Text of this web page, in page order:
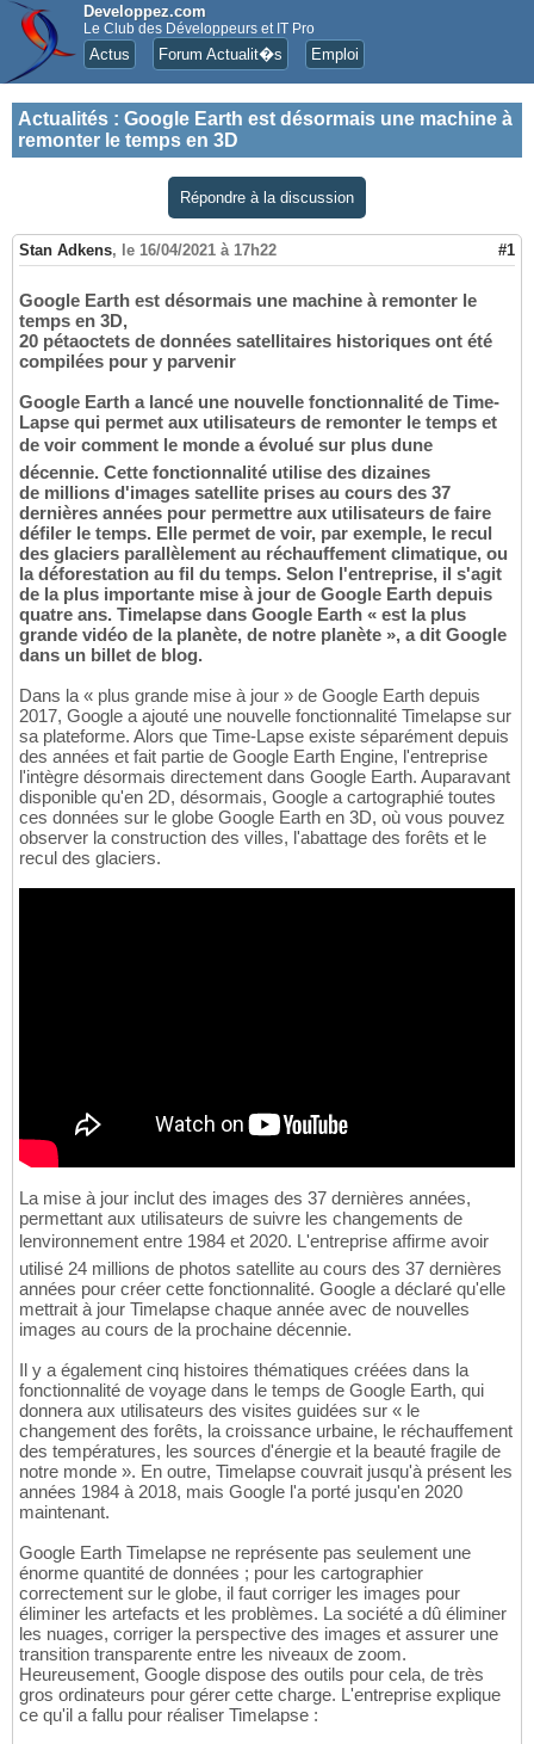
Developpez.com
Le Club des Développeurs et IT Pro
Actus Forum Actualit�s Emploi
Actualités : Google Earth est désormais une machine à
remonter le temps en 3D
Répondre à la discussion
Stan Adkens, le 16/04/2021 à 17h22 #1
Google Earth est désormais une machine à remonter le
temps en 3D,
20 pétaoctets de données satellitaires historiques ont été
compilées pour y parvenir
Google Earth a lancé une nouvelle fonctionnalité de Time-
Lapse qui permet aux utilisateurs de remonter le temps et
de voir comment le monde a évolué sur plus dune
décennie. Cette fonctionnalité utilise des dizaines
de millions d'images satellite prises au cours des 37
dernières années pour permettre aux utilisateurs de faire
défiler le temps. Elle permet de voir, par exemple, le recul
des glaciers parallèlement au réchauffement climatique, ou
la déforestation au fil du temps. Selon l'entreprise, il s'agit
de la plus importante mise à jour de Google Earth depuis
quatre ans. Timelapse dans Google Earth « est la plus
grande vidéo de la planète, de notre planète », a dit Google
dans un billet de blog.
Dans la « plus grande mise à jour » de Google Earth depuis
2017, Google a ajouté une nouvelle fonctionnalité Timelapse sur
sa plateforme. Alors que Time-Lapse existe séparément depuis
des années et fait partie de Google Earth Engine, l'entreprise
l'intègre désormais directement dans Google Earth. Auparavant
disponible qu'en 2D, désormais, Google a cartographié toutes
ces données sur le globe Google Earth en 3D, où vous pouvez
observer la construction des villes, l'abattage des forêts et le
recul des glaciers.
La mise à jour inclut des images des 37 dernières années,
permettant aux utilisateurs de suivre les changements de
lenvironnement entre 1984 et 2020. L'entreprise affirme avoir
utilisé 24 millions de photos satellite au cours des 37 dernières
années pour créer cette fonctionnalité. Google a déclaré qu'elle
mettrait à jour Timelapse chaque année avec de nouvelles
images au cours de la prochaine décennie.
Il y a également cinq histoires thématiques créées dans la
fonctionnalité de voyage dans le temps de Google Earth, qui
donnera aux utilisateurs des visites guidées sur « le
changement des forêts, la croissance urbaine, le réchauffement
des températures, les sources d'énergie et la beauté fragile de
notre monde ». En outre, Timelapse couvrait jusqu'à présent les
années 1984 à 2018, mais Google l'a porté jusqu'en 2020
maintenant.
Google Earth Timelapse ne représente pas seulement une
énorme quantité de données ; pour les cartographier
correctement sur le globe, il faut corriger les images pour
éliminer les artefacts et les problèmes. La société a dû éliminer
les nuages, corriger la perspective des images et assurer une
transition transparente entre les niveaux de zoom.
Heureusement, Google dispose des outils pour cela, de très
gros ordinateurs pour gérer cette charge. L'entreprise explique
ce qu'il a fallu pour réaliser Timelapse :